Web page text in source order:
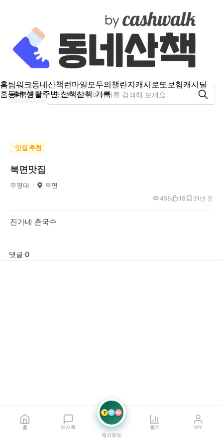
홈팀워크동네산책런마일모두의챌린지캐시로또보험캐시딜
홈동네 생활주변 산책산책 기록
북면
맛집 추천
북면맛집
우영대 북면
1년 전
458 18 9
진가네 촌국수
댓글 0
홈 캐시톡
7 21 42
캐시로또
통계 MY